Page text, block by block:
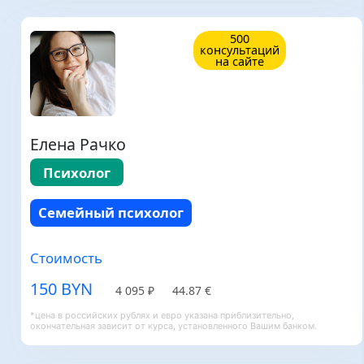
500
консультаций
на сайте
Елена Рачко
Психолог
Семейный психолог
Стоимость
150 BYN 4 095 ₽ 44.87 €
*цена в российских рублях и евро указана приблизительно,
окончательная зависит от курса, установленного Вашим банком.